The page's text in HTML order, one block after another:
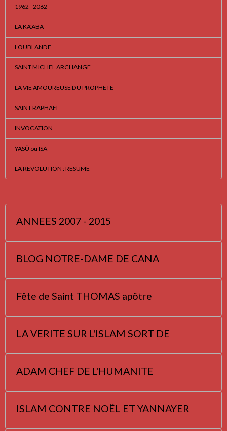
1962 - 2062
LA KA'ABA
LOUBLANDE
SAINT MICHEL ARCHANGE
LA VIE AMOUREUSE DU PROPHETE
SAINT RAPHAËL
INVOCATION
YASÛ ou ISA
LA REVOLUTION : RESUME
ANNEES 2007 - 2015
BLOG NOTRE-DAME DE CANA
Fête de Saint THOMAS apôtre
LA VERITE SUR L'ISLAM SORT DE
ADAM CHEF DE L'HUMANITE
ISLAM CONTRE NOËL ET YANNAYER